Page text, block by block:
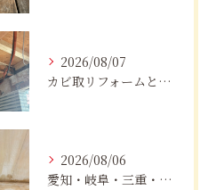
2026/08/07
カビ取リフォームと専門業者を比較！根本解決を選ぶポイント
2026/08/06
愛知・岐阜・三重・静岡の公営住宅で発生するカビ対策｜原因・健康被害・効果的な予防方法を徹底解説